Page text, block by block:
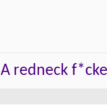
A redneck